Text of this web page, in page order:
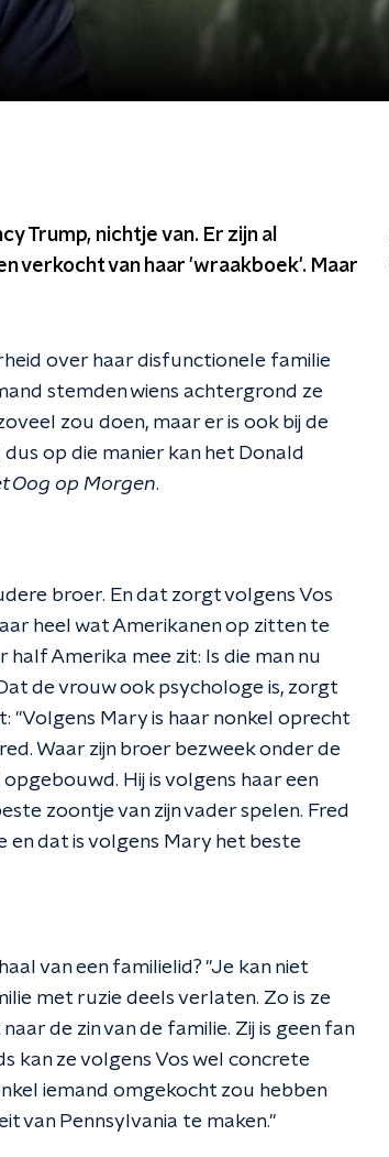
Trump, nichtje van. Er zijn al
verkocht van haar 'wraakboek'. Maar
over haar disfunctionele familie
stemden wiens achtergrond ze
zou doen, maar er is ook bij de
op die manier kan het Donald
Oog op Morgen.
broer. En dat zorgt volgens Vos
heel wat Amerikanen op zitten te
Amerika mee zit: Is die man nu
de vrouw ook psychologe is, zorgt
Mary is haar nonkel oprecht
Waar zijn broer bezweek onder de
Hij is volgens haar een
zoontje van zijn vader spelen. Fred
en dat is volgens Mary het beste
van een familielid? "Je kan niet
met ruzie deels verlaten. Zo is ze
de zin van de familie. Zij is geen fan
kan ze volgens Vos wel concrete
iemand omgekocht zou hebben
van Pennsylvania te maken."